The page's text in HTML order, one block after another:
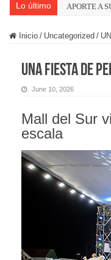
Lo último APORTE A
Inicio / Uncategorized /
UNA FIESTA DE
June 10, 2026
Mall del Sur
escala